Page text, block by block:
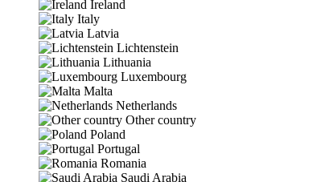
Ireland
Italy
Latvia
Lichtenstein
Lithuania
Luxembourg
Malta
Netherlands
Other country
Poland
Portugal
Romania
Saudi Arabia